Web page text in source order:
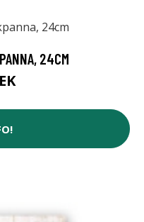
24CM